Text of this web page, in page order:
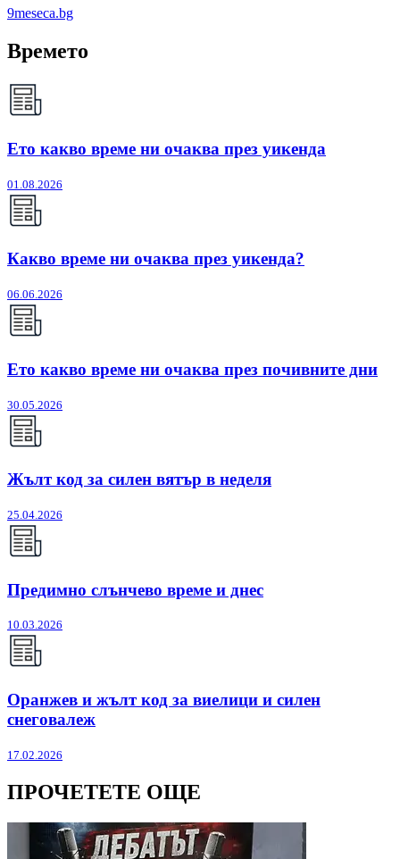
9meseca.bg
Времето
Ето какво време ни очаква през уикенда
01.08.2026
Какво време ни очаква през уикенда?
06.06.2026
Ето какво време ни очаква през почивните дни
30.05.2026
Жълт код за силен вятър в неделя
25.04.2026
Предимно слънчево време и днес
10.03.2026
Оранжев и жълт код за виелици и силен
снеговалеж
17.02.2026
ПРОЧЕТЕТЕ ОЩЕ